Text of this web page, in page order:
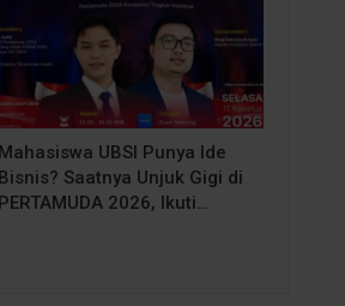
Mahasiswa UBSI Punya Ide
Bisnis? Saatnya Unjuk Gigi di
PERTAMUDA 2026, Ikuti…